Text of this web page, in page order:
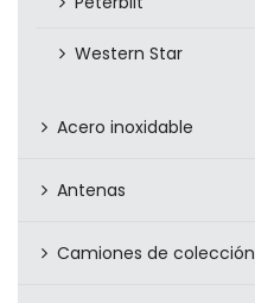
Western Star
Acero inoxidable
Antenas
Camiones de colección